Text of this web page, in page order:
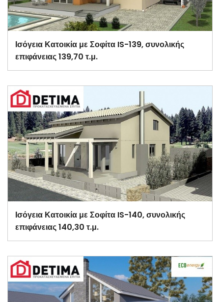
Ισόγεια Κατοικία με Σοφίτα IS-139, συνολικής
επιφάνειας 139,70 τ.μ.
Ισόγεια Κατοικία με Σοφίτα IS-140, συνολικής
επιφάνειας 140,30 τ.μ.